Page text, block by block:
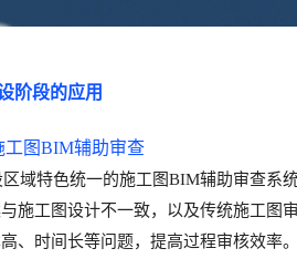
阶段的应用
工图BIM辅助审查
区域特色统一的施工图BIM辅助审查系
施工图设计不一致，以及传统施工图
、时间长等问题，提高过程审核效率